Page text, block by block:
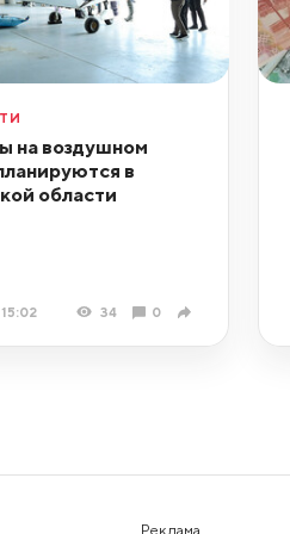
на воздушном
в
области
34 0
Реклама